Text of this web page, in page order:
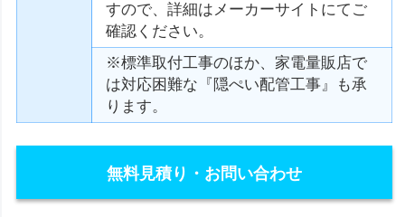
すので、詳細はメーカーサイトにてご
確認ください。
※標準取付工事のほか、家電量販店で
は対応困難な『隠ぺい配管工事』も承
ります。
無料見積り・お問い合わせ